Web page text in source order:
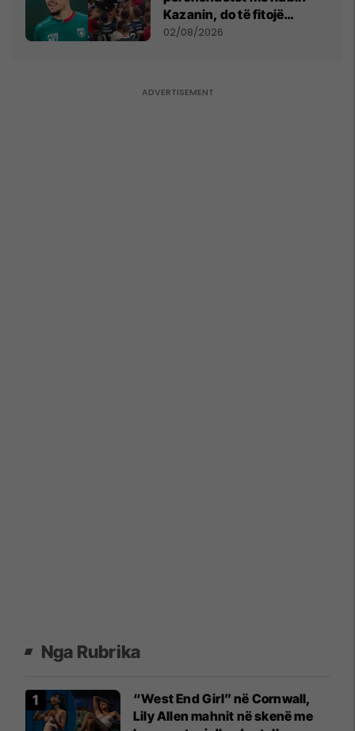
Kazanin, do të fitojë
miliona te Spartak Moska
02/08/2026
Nga Rubrika
“West End Girl” në Cornwall,
Lily Allen mahnit në skenë me